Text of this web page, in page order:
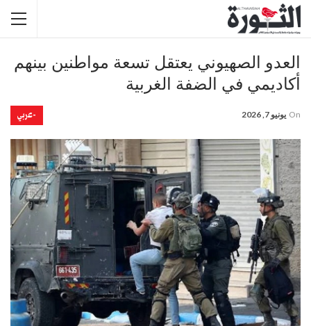
العدو الصهيوني يعتقل تسعة مواطنين بينهم
أكاديمي في الضفة الغربية
-عربي On يونيو 7, 2026